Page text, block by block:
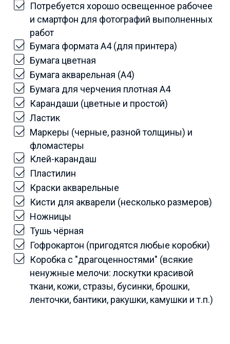
Потребуется хорошо освещенное рабочее
и смартфон для фотографий выполненных
работ
Бумага формата А4 (для принтера)
Бумага цветная
Бумага акварельная (А4)
Бумага для черчения плотная А4
Карандаши (цветные и простой)
Ластик
Маркеры (черные, разной толщины) и
фломастеры
Клей-карандаш
Пластилин
Краски акварельные
Кисти для акварели (несколько размеров)
Ножницы
Тушь чёрная
Гофрокартон (пригодятся любые коробки)
Коробка с "драгоценностями" (всякие
ненужные мелочи: лоскутки красивой
ткани, кожи, стразы, бусинки, брошки,
ленточки, бантики, ракушки, камушки и т.п.)